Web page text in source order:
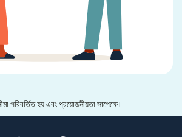
পরিবর্তিত হয় এবং প্রয়োজনীয়তা সাপেক্ষে।